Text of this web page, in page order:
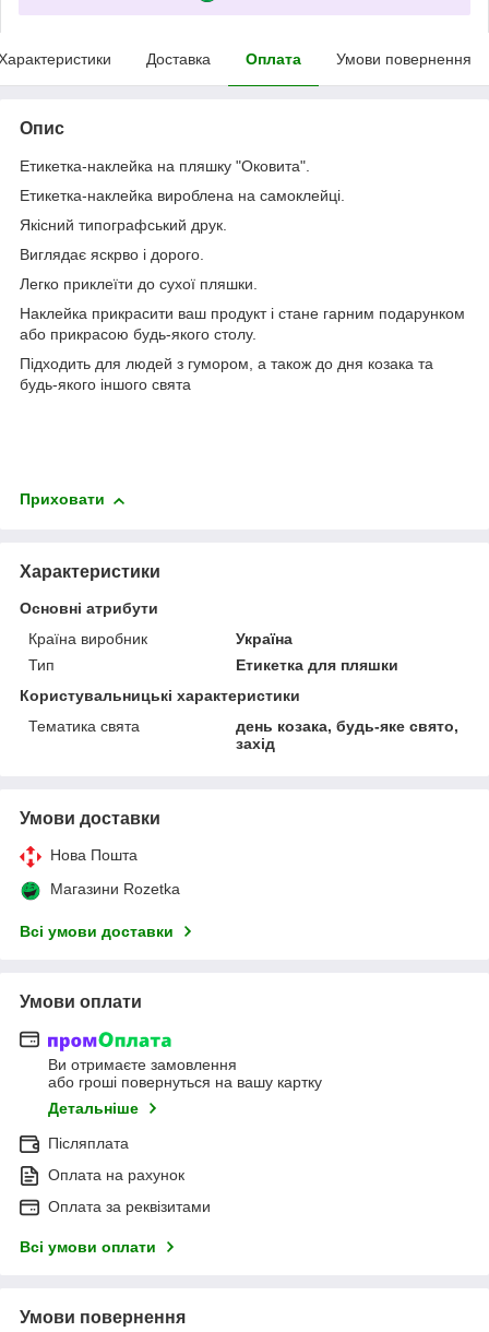
Доставка Оплата Умови повернення
Опис
Етикетка-наклейка на пляшку "Оковита".
Етикетка-наклейка вироблена на самоклейці.
Якісний типографський друк.
Виглядає яскрво і дорого.
Легко приклеїти до сухої пляшки.
Наклейка прикрасити ваш продукт і стане гарним подарунком
або прикрасою будь-якого столу.
Підходить для людей з гумором, а також до дня козака та
будь-якого іншого свята
Приховати
Характеристики
Основні атрибути
Країна виробник
Україна
Тип
Етикетка для пляшки
Користувальницькі характеристики
Тематика свята
день козака, будь-яке свято,
захід
Умови доставки
Нова Пошта
Магазини Rozetka
Всі умови доставки
Умови оплати
Ви отримаєте замовлення
або гроші повернуться на вашу картку
Детальніше
Післяплата
Оплата на рахунок
Оплата за реквізитами
Всі умови оплати
Умови повернення